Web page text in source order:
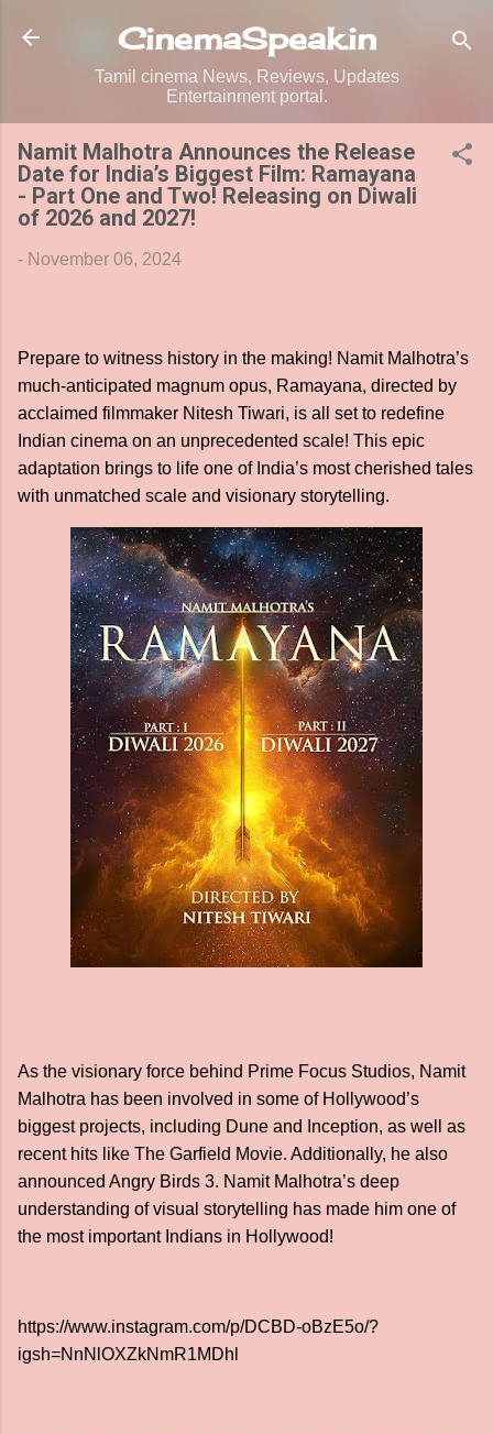
Skip to main content
CinemaSpeak.in
Tamil cinema News, Reviews, Updates
Entertainment portal.
Namit Malhotra Announces the Release
Date for India’s Biggest Film: Ramayana
- Part One and Two! Releasing on Diwali
of 2026 and 2027!
- November 06, 2024
Prepare to witness history in the making! Namit Malhotra’s
much-anticipated magnum opus, Ramayana, directed by
acclaimed filmmaker Nitesh Tiwari, is all set to redefine
Indian cinema on an unprecedented scale! This epic
adaptation brings to life one of India’s most cherished tales
with unmatched scale and visionary storytelling.
As the visionary force behind Prime Focus Studios, Namit
Malhotra has been involved in some of Hollywood’s
biggest projects, including Dune and Inception, as well as
recent hits like The Garfield Movie. Additionally, he also
announced Angry Birds 3. Namit Malhotra’s deep
understanding of visual storytelling has made him one of
the most important Indians in Hollywood!
https://www.instagram.com/p/DCBD-oBzE5o/?
igsh=NnNlOXZkNmR1MDhl